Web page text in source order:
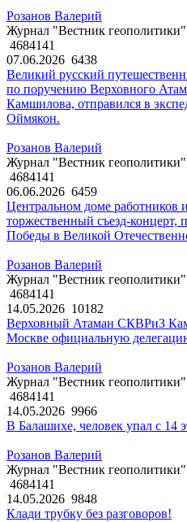
Розанов Валерий
Журнал "Вестник геополитики"
4684141
07.06.2026 6438
Великий русский
по поручению Верховного
Камшилова, отправился в
Оймякон.
Розанов Валерий
Журнал "Вестник геополитики"
4684141
06.06.2026 6459
Центральном доме работников
торжественный съезд-
Победы в Великой
Розанов Валерий
Журнал "Вестник геополитики"
4684141
14.05.2026 10182
Верховный Атаман СКВРиЗ
Москве официальную
Розанов Валерий
Журнал "Вестник геополитики"
4684141
14.05.2026 9966
В Балашихе, человек упал с 14
Розанов Валерий
Журнал "Вестник геополитики"
4684141
14.05.2026 9848
Клади трубку без разговоров!